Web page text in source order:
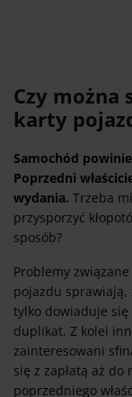
Czy można
karty
Samochód
Poprzedni
wydania. Trzeba
przysporzyć
sposób?
Problemy
pojazdu sprawiają,
tylko dowiaduje
duplikat. Z kolei
zainteresowani
się z zapłatą aż
poprzedniego